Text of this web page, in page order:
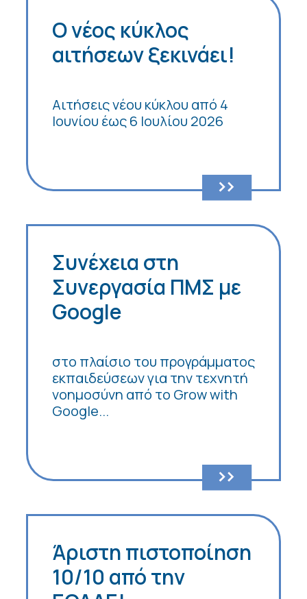
Ο νέος κύκλος
αιτήσεων ξεκινάει!
Αιτήσεις νέου κύκλου από 4
Ιουνίου έως 6 Ιουλίου 2026
Συνέχεια στη
Συνεργασία ΠΜΣ με
Google
στο πλαίσιο του προγράμματος
εκπαιδεύσεων για την τεχνητή
νοημοσύνη από το Grow with
Google...
Άριστη πιστοποίηση
10/10 από την